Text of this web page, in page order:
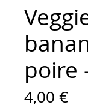
poire
4,00 €Prix